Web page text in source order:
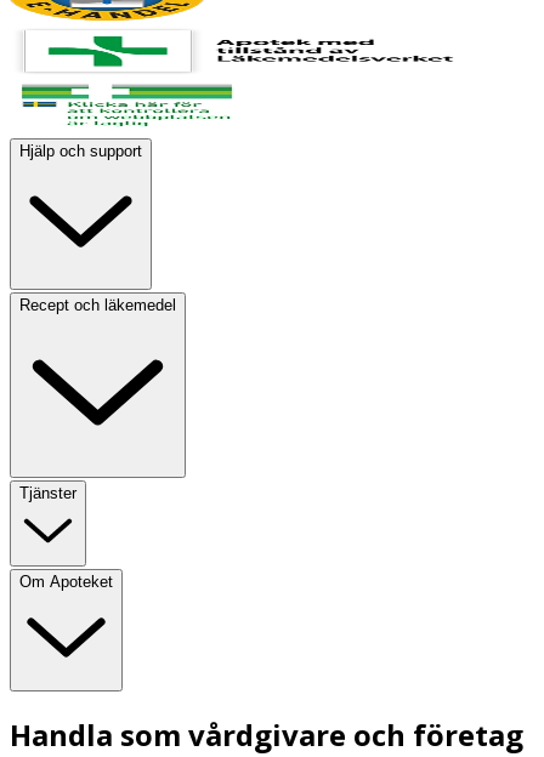
Hjälp och support
Recept och läkemedel
Tjänster
Om Apoteket
Handla som vårdgivare och företag